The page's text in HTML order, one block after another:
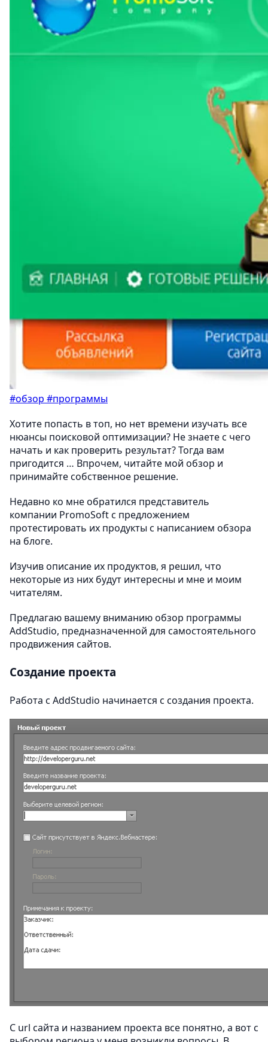
#обзор #программы
Хотите попасть в топ, но нет времени изучать все
нюансы поисковой оптимизации? Не знаете с чего
начать и как проверить результат? Тогда вам
пригодится … Впрочем, читайте мой обзор и
принимайте собственное решение.
Недавно ко мне обратился представитель
компании PromoSoft с предложением
протестировать их продукты с написанием обзора
на блоге.
Изучив описание их продуктов, я решил, что
некоторые из них будут интересны и мне и моим
читателям.
Предлагаю вашему вниманию обзор программы
AddStudio, предназначенной для самостоятельного
продвижения сайтов.
Создание проекта
Работа с AddStudio начинается с создания проекта.
С url сайта и названием проекта все понятно, а вот с